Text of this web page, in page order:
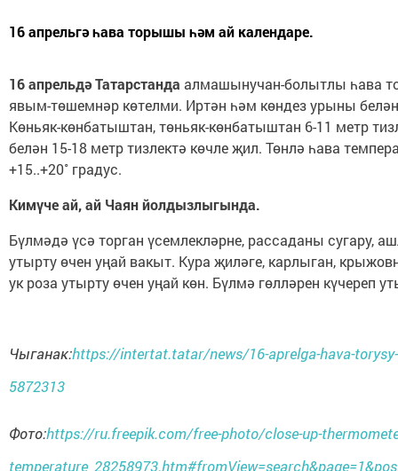
16 апрельгә һава торышы һәм ай календаре.
16 апрельдә Татарстанда алмашынучан-болытлы һава
явым-төшемнәр көтелми. Иртән һәм көндез урыны
Көньяк-көнбатыштан, төньяк-көнбатыштан 6-11 метр
белән 15-18 метр тизлектә көчле җил. Төнлә һава
+15..+20˚ градус.
Кимүче ай, ай Чаян йолдызлыгында.
Бүлмәдә үсә торган үсемлекләрне, рассаданы сугару,
утырту өчен уңай вакыт. Кура җиләге, карлыган,
ук роза утырту өчен уңай көн. Бүлмә гөлләрен күчереп
Чыганак:https://intertat.tatar/news/16-aprelga-hava-
5872313
Фото:https://ru.freepik.com/free-photo/close-up-